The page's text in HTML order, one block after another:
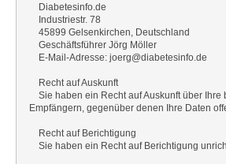
Diabetesinfo.de
Industriestr. 78
45899 Gelsenkirchen, Deutschland
Geschäftsführer Jörg Möller
E-Mail-Adresse: joerg@diabetesinfo.de
Recht auf Auskunft
Sie haben ein Recht auf Auskunft über Ihre
Empfängern, gegenüber denen Ihre Daten
Recht auf Berichtigung
Sie haben ein Recht auf Berichtigung